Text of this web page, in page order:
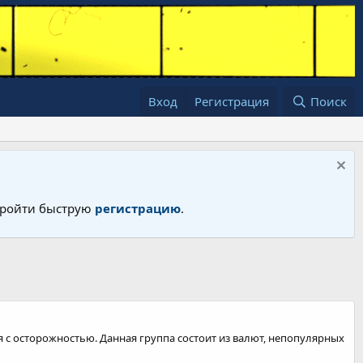
Вход Регистрация Поиск
быструю регистрацию.
осторожностью. Данная группа состоит из валют, непопулярных